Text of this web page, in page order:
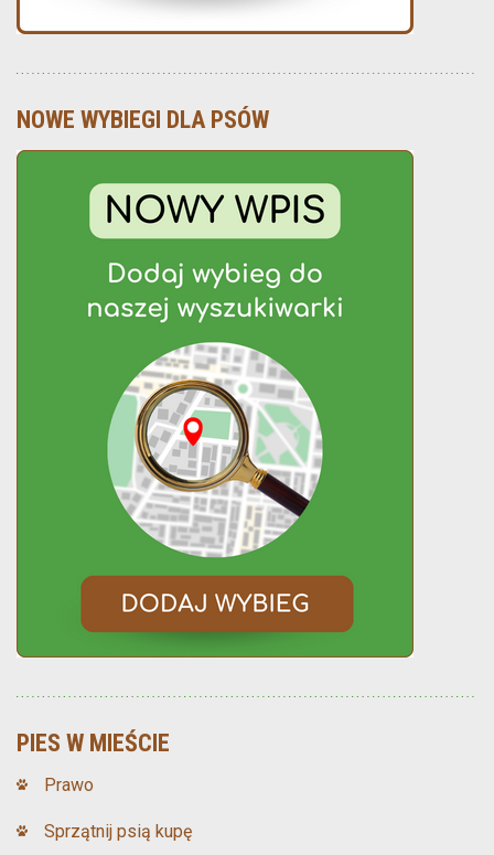
NOWE WYBIEGI DLA PSÓW
PIES W MIEŚCIE
Prawo
Sprzątnij psią kupę